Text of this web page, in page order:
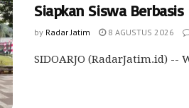
Siapkan Siswa
by Radar Jatim 8 AGUSTUS 2026
SIDOARJO (RadarJatim.id) --